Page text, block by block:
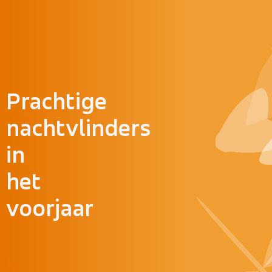
Prachtige
nachtvlinders
in
het
voorjaar